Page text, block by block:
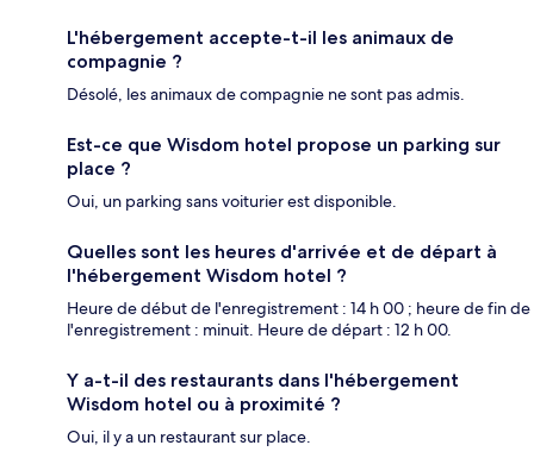
L'hébergement accepte-t-il les animaux de
compagnie ?
Désolé, les animaux de compagnie ne sont pas admis.
Est-ce que Wisdom hotel propose un parking sur
place ?
Oui, un parking sans voiturier est disponible.
Quelles sont les heures d'arrivée et de départ à
l'hébergement Wisdom hotel ?
Heure de début de l'enregistrement : 14 h 00 ; heure de fin de
l'enregistrement : minuit. Heure de départ : 12 h 00.
Y a-t-il des restaurants dans l'hébergement
Wisdom hotel ou à proximité ?
Oui, il y a un restaurant sur place.